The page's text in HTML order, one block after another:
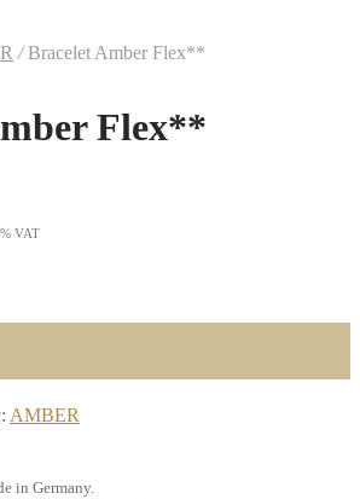
/Bracelet Amber Flex**
Flex**
VAT
AMBER
in Germany.